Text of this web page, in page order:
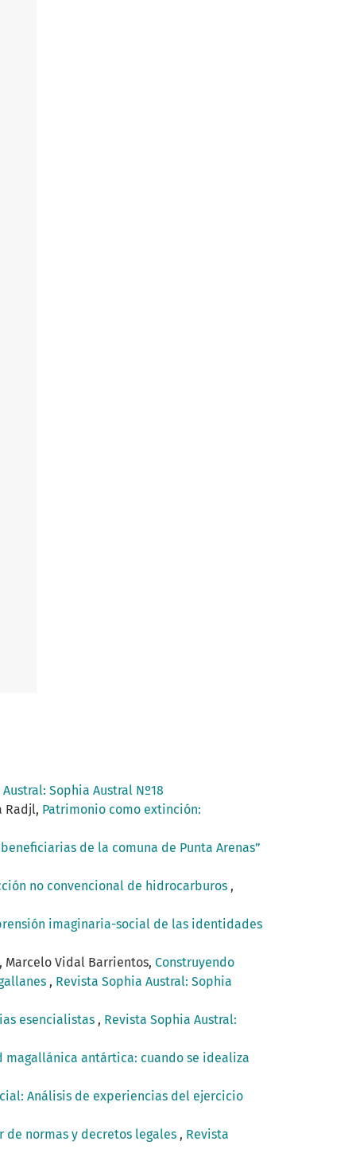
Sophia Austral Nº18
Radjl, Patrimonio como extinción:
de la comuna de Punta Arenas”
no convencional de hidrocarburos ,
imaginaria-social de las identidades
Marcelo Vidal Barrientos, Construyendo
, Revista Sophia Austral: Sophia
esencialistas , Revista Sophia Austral:
antártica: cuando se idealiza
Análisis de experiencias del ejercicio
normas y decretos legales , Revista